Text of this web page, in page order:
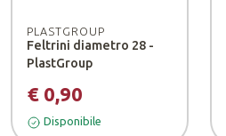
PLASTGROUP
Feltrini diametro 28 -
PlastGroup
€ 0,90
Disponibile